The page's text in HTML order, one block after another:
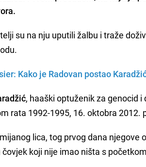
su na nju uputili žalbu i traže
Kako je Radovan postao
, haaški optuženik za genocid
rata 1992-1995, 16. oktobra 2012.
lica, tog prvog dana njegove
čovjek koji nije imao ništa s